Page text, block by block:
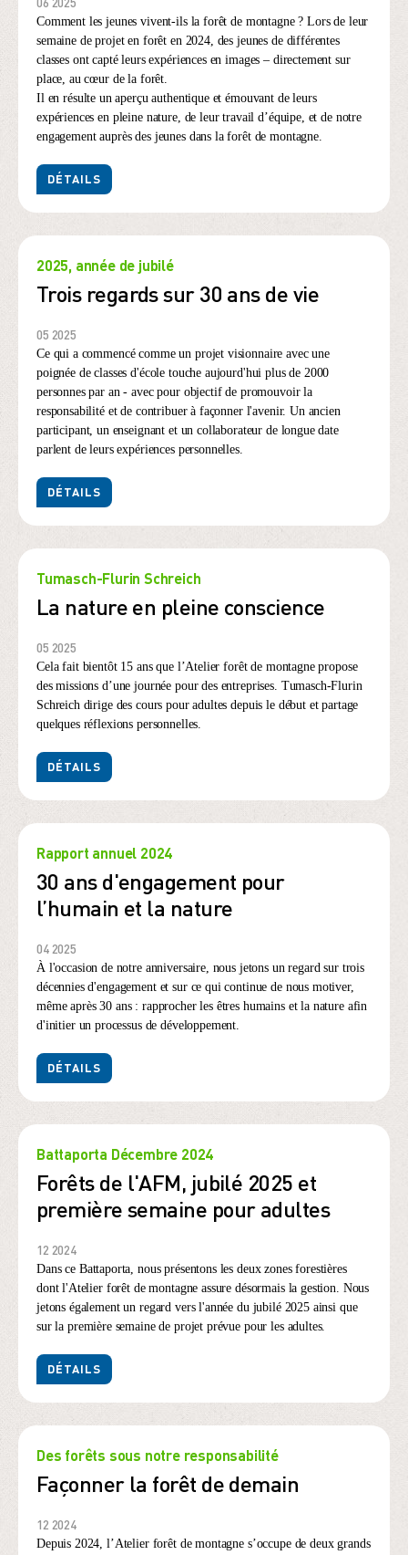
Comment les jeunes vivent-ils la forêt de montagne ? Lors de leur
semaine de projet en forêt en 2024, des jeunes de différentes
classes ont capté leurs expériences en images – directement sur
place, au cœur de la forêt.
Il en résulte un aperçu authentique et émouvant de leurs
expériences en pleine nature, de leur travail d’équipe, et de notre
engagement auprès des jeunes dans la forêt de montagne.
DÉTAILS
2025, année de jubilé
Trois regards sur 30 ans de vie
05 2025
Ce qui a commencé comme un projet visionnaire avec une
poignée de classes d'école touche aujourd'hui plus de 2000
personnes par an - avec pour objectif de promouvoir la
responsabilité et de contribuer à façonner l'avenir. Un ancien
participant, un enseignant et un collaborateur de longue date
parlent de leurs expériences personnelles.
DÉTAILS
Tumasch-Flurin Schreich
La nature en pleine conscience
05 2025
Cela fait bientôt 15 ans que l’Atelier forêt de montagne propose
des missions d’une journée pour des entreprises. Tumasch-Flurin
Schreich dirige des cours pour adultes depuis le début et partage
quelques réflexions personnelles.
DÉTAILS
Rapport annuel 2024
30 ans d'engagement pour
l’humain et la nature
04 2025
À l'occasion de notre anniversaire, nous jetons un regard sur trois
décennies d'engagement et sur ce qui continue de nous motiver,
même après 30 ans : rapprocher les êtres humains et la nature afin
d'initier un processus de développement.
DÉTAILS
Battaporta Décembre 2024
Forêts de l'AFM, jubilé 2025 et
première semaine pour adultes
12 2024
Dans ce Battaporta, nous présentons les deux zones forestières
dont l'Atelier forêt de montagne assure désormais la gestion. Nous
jetons également un regard vers l'année du jubilé 2025 ainsi que
sur la première semaine de projet prévue pour les adultes.
DÉTAILS
Des forêts sous notre responsabilité
Façonner la forêt de demain
12 2024
Depuis 2024, l’Atelier forêt de montagne s’occupe de deux grands